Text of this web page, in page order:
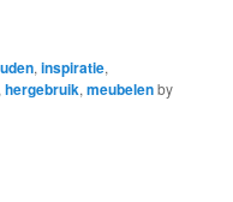
,inspiratie,
,hergebruik,meubelenby